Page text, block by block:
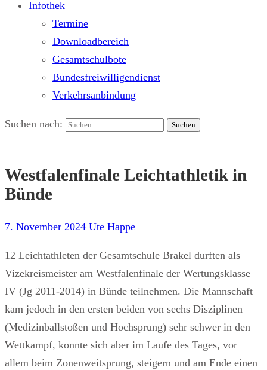
Infothek
Termine
Downloadbereich
Gesamtschulbote
Bundesfreiwilligendienst
Verkehrsanbindung
Suchen nach:
Westfalenfinale Leichtathletik in
Bünde
7. November 2024 Ute Happe
12 Leichtathleten der Gesamtschule Brakel durften als
Vizekreismeister am Westfalenfinale der Wertungsklasse
IV (Jg 2011-2014) in Bünde teilnehmen. Die Mannschaft
kam jedoch in den ersten beiden von sechs Disziplinen
(Medizinballstoßen und Hochsprung) sehr schwer in den
Wettkampf, konnte sich aber im Laufe des Tages, vor
allem beim Zonenweitsprung, steigern und am Ende einen